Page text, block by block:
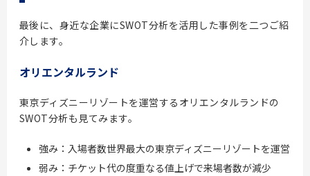
最後に、身近な企業にSWOT分析を活用した事例を二つご紹
介します。
オリエンタルランド
東京ディズニーリゾートを運営するオリエンタルランドの
SWOT分析も見てみます。
強み：入場者数世界最大の東京ディズニーリゾートを運営
弱み：チケット代の度重なる値上げで来場者数が減少